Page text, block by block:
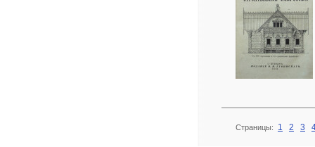
Страницы: 1 2 3